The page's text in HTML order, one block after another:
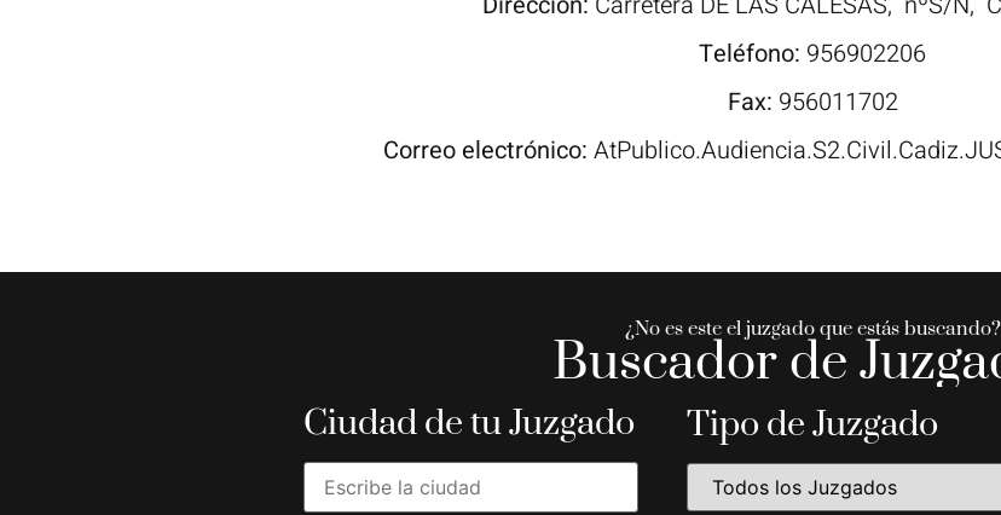
Teléfono: 956902206
Fax: 956011702
Correo electrónico:
¿No es este el juzgado que estás buscando?
Buscador de
Ciudad de tu Juzgado Tipo de Juzgado